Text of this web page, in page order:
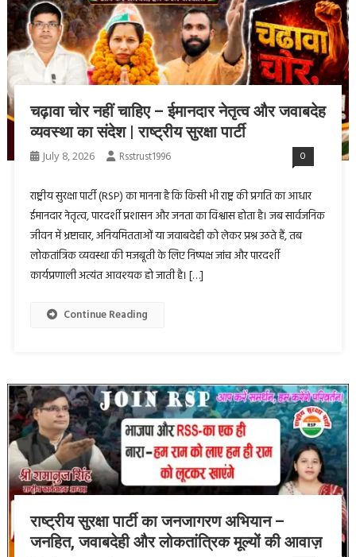
चढ़ावा चोर नहीं चाहिए – ईमानदार नेतृत्व और जवाबदेह
व्यवस्था का संदेश | राष्ट्रीय सुरक्षा पार्टी
July 8, 2026 Rsstrust1996 0
राष्ट्रीय सुरक्षा पार्टी (RSP) का मानना है कि किसी भी राष्ट्र की प्रगति का आधार
ईमानदार नेतृत्व, पारदर्शी प्रशासन और जनता का विश्वास होता है। जब सार्वजनिक
जीवन में भ्रष्टाचार, अनियमितताओं या जवाबदेही को लेकर प्रश्न उठते हैं, तब
लोकतांत्रिक व्यवस्था की मजबूती के लिए निष्पक्ष जांच और पारदर्शी
कार्यप्रणाली अत्यंत आवश्यक हो जाती है। […]
Continue Reading
राष्ट्रीय सुरक्षा पार्टी का जनजागरण अभियान –
जनहित, जवाबदेही और लोकतांत्रिक मूल्यों की आवाज़